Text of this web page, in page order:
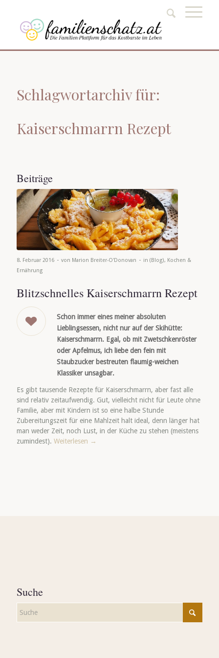
Schlagwortarchiv für:
Kaiserschmarrn Rezept
Beiträge
8. Februar 2016 - von Marion Breiter-O'Donovan - in (Blog), Kochen &
Ernährung
Blitzschnelles Kaiserschmarrn Rezept
Schon immer eines meiner absoluten
Lieblingsessen, nicht nur auf der Skihütte:
Kaiserschmarrn. Egal, ob mit Zwetschkenröster
oder Apfelmus, ich liebe den fein mit
Staubzucker bestreuten flaumig-weichen
Klassiker unsagbar.
Es gibt tausende Rezepte für Kaiserschmarrn, aber fast alle
sind relativ zeitaufwendig. Gut, vielleicht nicht für Leute ohne
Familie, aber mit Kindern ist so eine halbe Stunde
Zubereitungszeit für eine Mahlzeit halt ideal, denn länger hat
man weder Zeit, noch Lust, in der Küche zu stehen (meistens
zumindest). Weiterlesen →
Suche